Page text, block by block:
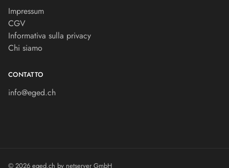
Impressum
CGV
Informativa sulla privacy
Chi siamo
CONTATTO
info@eged.ch
© 2026 eged.ch by netserver GmbH